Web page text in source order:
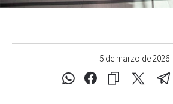
5 de marzo de 2026